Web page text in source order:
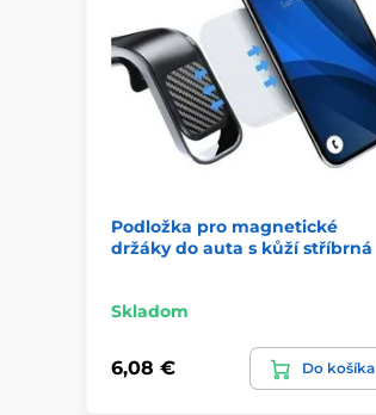
Podložka pro magnetické
držáky do auta s kůží stříbrná
Skladom
6,08 € Do košíka